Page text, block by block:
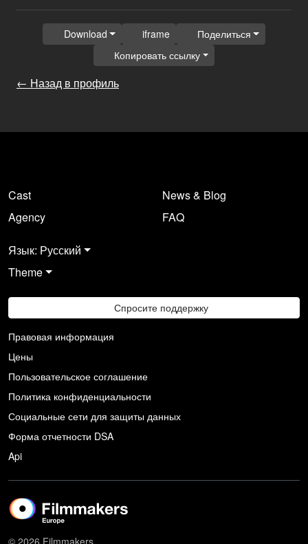
← Назад в профиль
Download iframe
Поделиться
Копировать ссылку
Cast
Agency
News & Blog
FAQ
Язык: Русский
Theme
Спросите поддержку
Правовая информация
Цены
Пользовательское соглашение
Политика конфиденциальности
Социальные сети для защиты данных
Форма отчетности DSA
Api
© 2026 Filmmakers